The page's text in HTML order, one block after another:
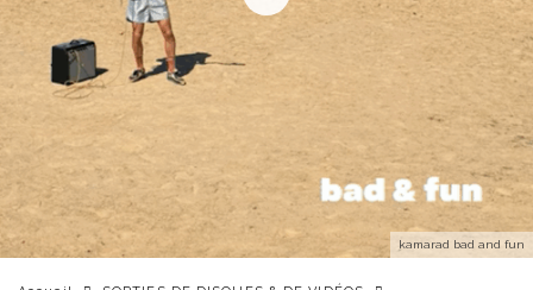
kamarad bad and fun